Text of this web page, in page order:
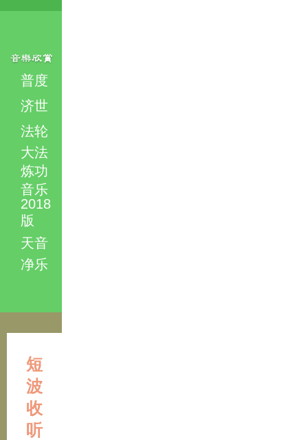
普度
济世
法轮
大法
炼功
音乐
2018
版
天音
净乐
短
波
收
听